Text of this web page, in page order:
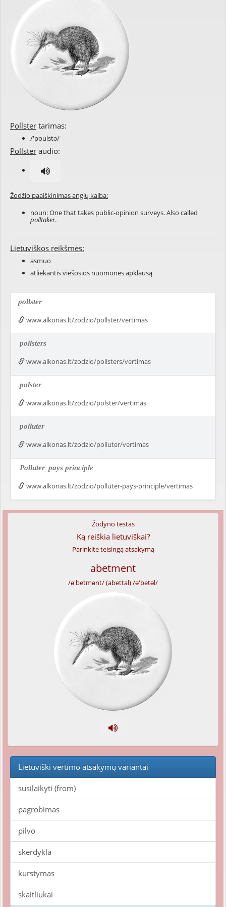
Pollster tarimas:
/'poulstə/
Pollster audio:
Žodžio paaiškinimas anglų kalba:
noun: One that takes public-opinion surveys. Also called
polltaker.
Lietuviškos reikšmės:
asmuo
atliekantis viešosios nuomonės apklausą
pollster
www.alkonas.lt/zodzio/pollster/vertimas
pollsters
www.alkonas.lt/zodzio/pollsters/vertimas
polster
www.alkonas.lt/zodzio/polster/vertimas
polluter
www.alkonas.lt/zodzio/polluter/vertimas
Polluter pays principle
www.alkonas.lt/zodzio/polluter-pays-principle/vertimas
Žodyno testas
Ką reiškia lietuviškai?
Parinkite teisingą atsakymą
abetment
/ə'betmənt/ (abettal) /ə'betəl/
Lietuviški vertimo atsakymų variantai
susilaikyti (from)
pagrobimas
pilvo
skerdykla
kurstymas
skaitliukai